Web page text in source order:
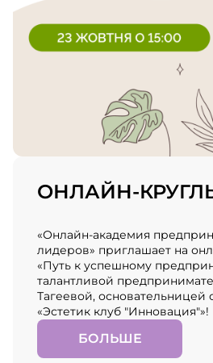
ОНЛАЙН-
«Онлайн-академия
лидеров» приглашает на
«Путь к успешному
талантливой
Тагеевой, основательницей
«Эстетик клуб "Инновация"»!
БОЛЬШЕ